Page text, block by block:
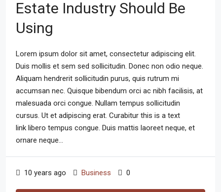
Estate Industry Should Be
Using
Lorem ipsum dolor sit amet, consectetur adipiscing elit.
Duis mollis et sem sed sollicitudin. Donec non odio neque.
Aliquam hendrerit sollicitudin purus, quis rutrum mi
accumsan nec. Quisque bibendum orci ac nibh facilisis, at
malesuada orci congue. Nullam tempus sollicitudin
cursus. Ut et adipiscing erat. Curabitur this is a text
link libero tempus congue. Duis mattis laoreet neque, et
ornare neque...
10 years ago Business 0